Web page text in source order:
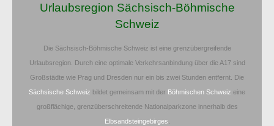
Urlaubsregion Sächsisch-Böhmische
Schweiz
Die Sächsisch-Böhmische Schweiz ist eine grenzübergreifende
Urlaubsregion. Durch eine optimale Verkehrsanbindung über die A17 sind
Großstädte wie Prag und Dresden nur ein bis zwei Stunden entfernt. Die
Sächsische Schweiz bildet gemeinsam mit der Böhmischen Schweiz eine
großflächige, grenzüberschreitende Nationalparkzone innerhalb des
Elbsandsteingebirges